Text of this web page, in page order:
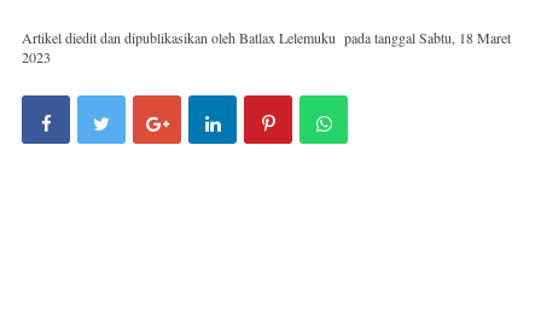
Artikel diedit dan dipublikasikan oleh Batlax Lelemuku pada tanggalSabtu, 18 Maret
2023